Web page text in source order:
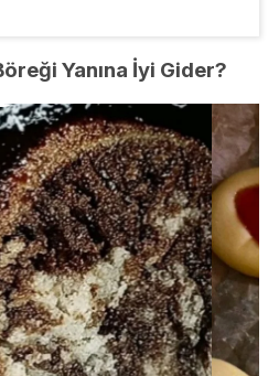
Yanına İyi Gider?